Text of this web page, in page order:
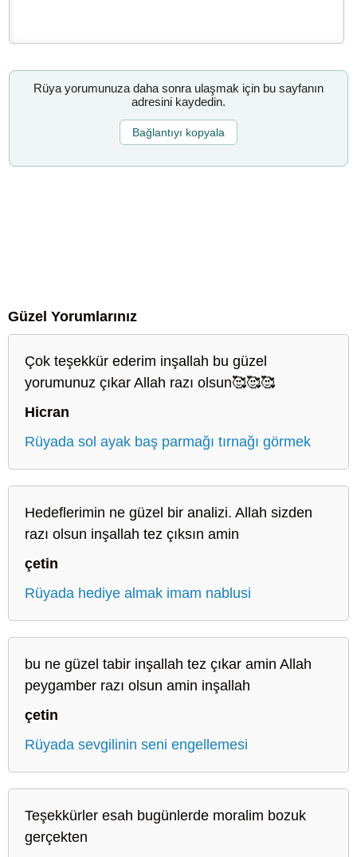
Rüya yorumunuza daha sonra ulaşmak için bu sayfanın
adresini kaydedin.
Bağlantıyı kopyala
Güzel Yorumlarınız
Çok teşekkür ederim inşallah bu güzel
yorumunuz çıkar Allah razı olsun🥰🥰🥰
Hicran
Rüyada sol ayak baş parmağı tırnağı görmek
Hedeflerimin ne güzel bir analizi. Allah sizden
razı olsun inşallah tez çıksın amin
çetin
Rüyada hediye almak imam nablusi
bu ne güzel tabir inşallah tez çıkar amin Allah
peygamber razı olsun amin inşallah
çetin
Rüyada sevgilinin seni engellemesi
Teşekkürler esah bugünlerde moralim bozuk
gerçekten